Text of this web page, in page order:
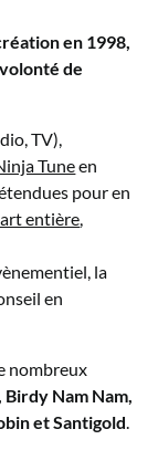
en 1998,
de
TV),
Tuneen
pour en
entière
la
en
nombreux
Nam Nam,
et Santigold